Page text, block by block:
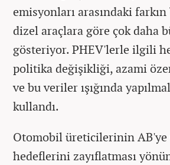
emisyonları arasındaki
dizel araçlara göre çok daha
gösteriyor. PHEV'lerle ilgili
politika değişikliği, azami
ve bu veriler ışığında
kullandı.
Otomobil üreticilerinin AB'ye
hedeflerini zayıflatması